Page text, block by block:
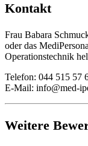
Kontakt
Frau Babara
oder das
Operationstechnik
Telefon: 044 515 57
E-Mail: info@med-
Weitere